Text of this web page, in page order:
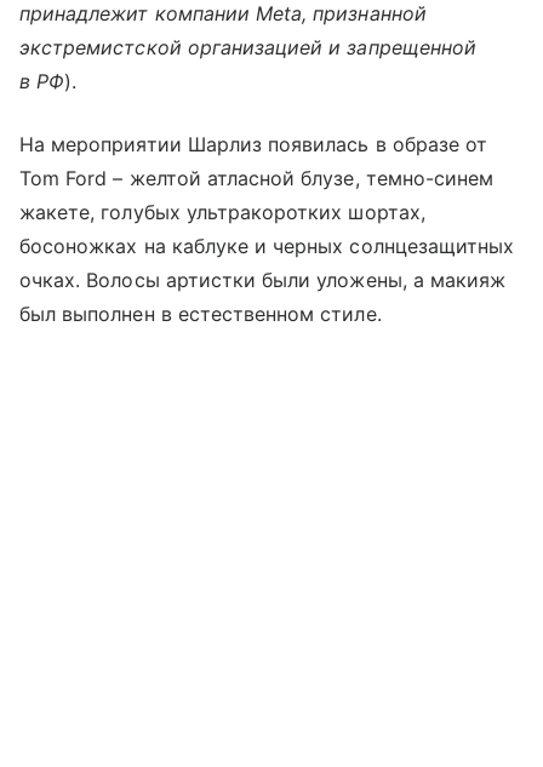
принадлежит компании Meta, признанной
экстремистской организацией и запрещенной
в РФ).
На мероприятии Шарлиз появилась в образе от
Tom Ford – желтой атласной блузе, темно-синем
жакете, голубых ультракоротких шортах,
босоножках на каблуке и черных солнцезащитных
очках. Волосы артистки были уложены, а макияж
был выполнен в естественном стиле.